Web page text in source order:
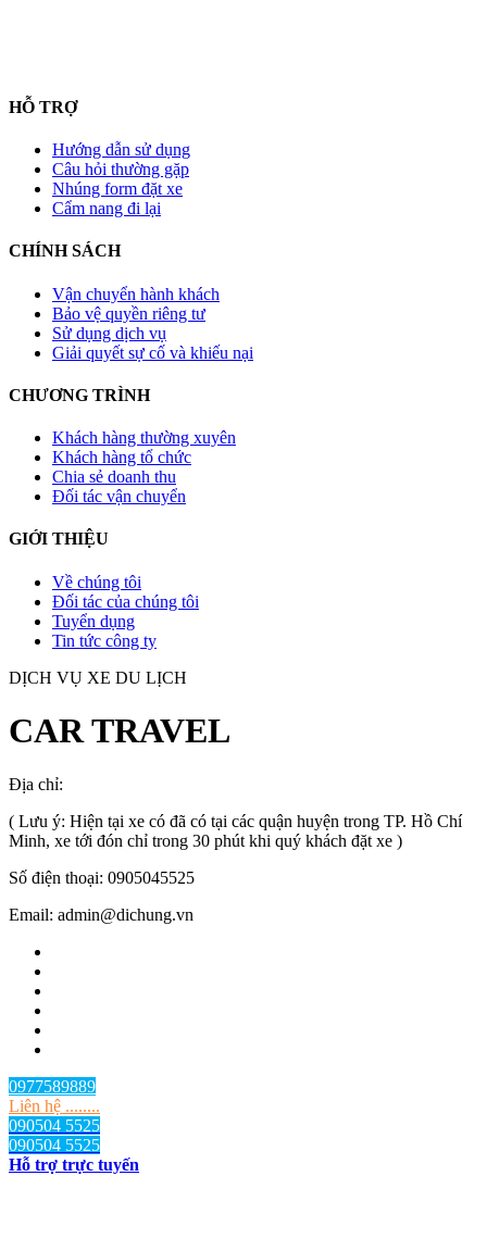
HỖ TRỢ
Hướng dẫn sử dụng
Câu hỏi thường gặp
Nhúng form đặt xe
Cẩm nang đi lại
CHÍNH SÁCH
Vận chuyển hành khách
Bảo vệ quyền riêng tư
Sử dụng dịch vụ
Giải quyết sự cố và khiếu nại
CHƯƠNG TRÌNH
Khách hàng thường xuyên
Khách hàng tổ chức
Chia sẻ doanh thu
Đối tác vận chuyển
GIỚI THIỆU
Về chúng tôi
Đối tác của chúng tôi
Tuyển dụng
Tin tức công ty
DỊCH VỤ XE DU LỊCH
CAR TRAVEL
Địa chỉ:
( Lưu ý: Hiện tại xe có đã có tại các quận huyện trong TP. Hồ Chí
Minh, xe tới đón chỉ trong 30 phút khi quý khách đặt xe )
Số điện thoại: 0905045525
Email: admin@dichung.vn
0977589889
Liên hệ ........
090504 5525
090504 5525
Hỗ trợ trực tuyến